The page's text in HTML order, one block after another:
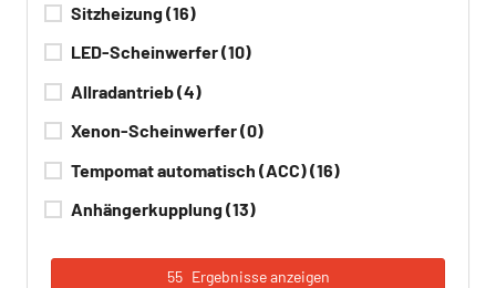
Sitzheizung(16)
LED-Scheinwerfer(10)
Allradantrieb(4)
Xenon-Scheinwerfer(0)
Tempomat automatisch (ACC)(16)
Anhängerkupplung(13)
55 Ergebnisse anzeigen